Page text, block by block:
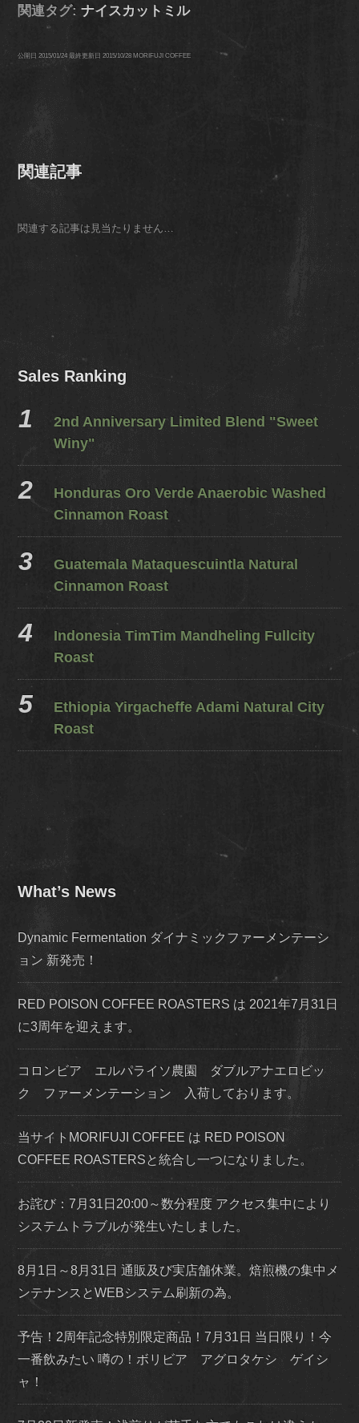
関連タグ:ナイスカットミル
公開日2015/01/24 最終更新日2015/10/28 MORIFUJI COFFEE
関連記事
関連する記事は見当たりません…
Sales Ranking
2nd Anniversary Limited Blend "Sweet
Winy"
Honduras Oro Verde Anaerobic Washed
Cinnamon Roast
Guatemala Mataquescuintla Natural
Cinnamon Roast
Indonesia TimTim Mandheling Fullcity
Roast
Ethiopia Yirgacheffe Adami Natural City
Roast
What’s News
Dynamic Fermentation ダイナミックファーメンテーシ
ョン 新発売！
RED POISON COFFEE ROASTERS は 2021年7月31日
に3周年を迎えます。
コロンビア エルパライソ農園 ダブルアナエロビッ
ク ファーメンテーション 入荷しております。
当サイトMORIFUJI COFFEE は RED POISON
COFFEE ROASTERSと統合し一つになりました。
お詫び：7月31日20:00～数分程度 アクセス集中により
システムトラブルが発生いたしました。
8月1日～8月31日 通販及び実店舗休業。焙煎機の集中メ
ンテナンスとWEBシステム刷新の為。
予告！2周年記念特別限定商品！7月31日 当日限り！今
一番飲みたい 噂の！ボリビア アグロタケシ ゲイシ
ャ！